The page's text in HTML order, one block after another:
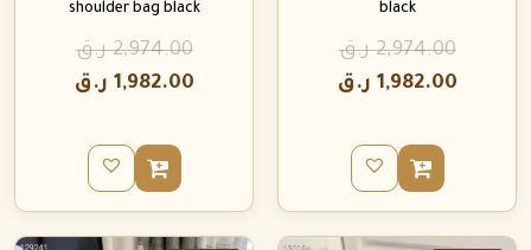
black
2,974.00 ر.ق
1,982.00 ر.ق
shoulder bag black
2,974.00 ر.ق
1,982.00 ر.ق